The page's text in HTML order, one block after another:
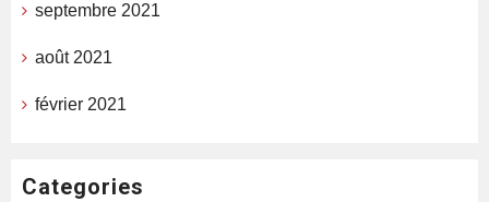
septembre 2021
août 2021
février 2021
Categories